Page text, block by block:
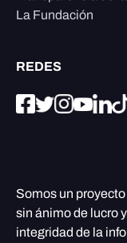
La Fundación
REDES
Somos un
sin ánimo de lucro
integridad de la